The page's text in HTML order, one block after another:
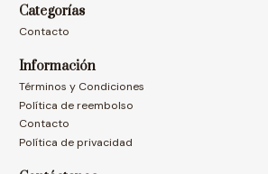
Categorías
Contacto
Información
Términos y Condiciones
Política de reembolso
Contacto
Política de privacidad